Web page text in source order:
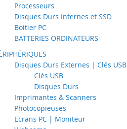
Processeurs
Disques Durs Internes et SSD
Boitier PC
BATTERIES ORDINATEURS
Disques Durs Externes | Clés USB
Clés USB
Disques Durs
Imprimantes & Scanners
Photocopieuses
Ecrans PC | Moniteur